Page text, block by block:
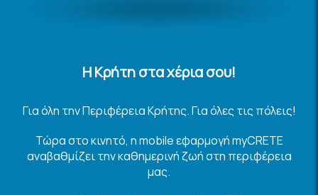
Η Κρήτη στα χέρια σου!
Για όλη την Περιφέρεια Κρήτης. Για όλες τις πόλεις!
Τώρα στο κινητό, η mobile εφαρμογή myCRETE
αναβαθμίζει την καθημερινή ζωή στη περιφέρεια
μας.